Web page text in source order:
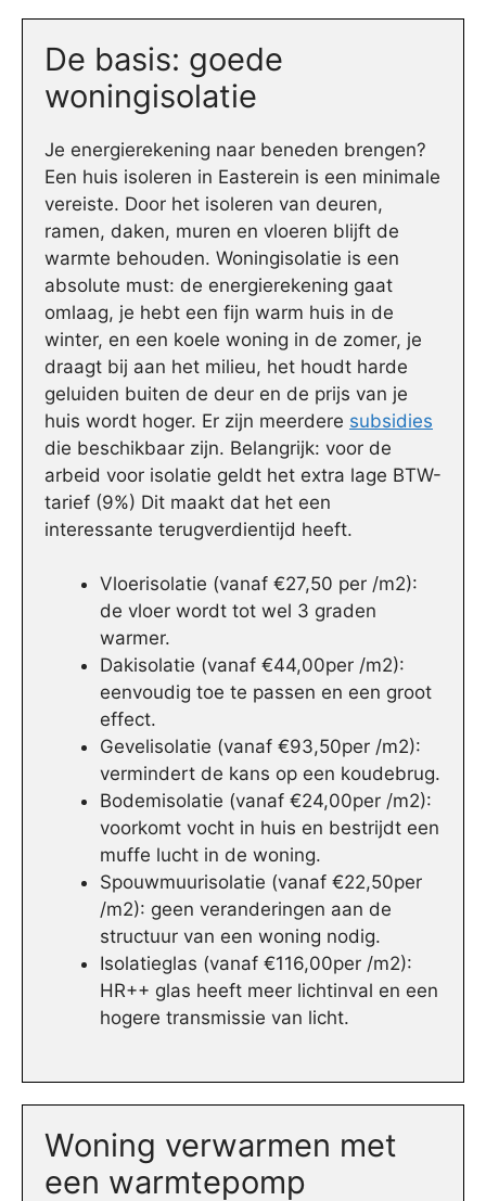
De basis: goede
woningisolatie
Je energierekening naar beneden brengen?
Een huis isoleren in Easterein is een minimale
vereiste. Door het isoleren van deuren,
ramen, daken, muren en vloeren blijft de
warmte behouden. Woningisolatie is een
absolute must: de energierekening gaat
omlaag, je hebt een fijn warm huis in de
winter, en een koele woning in de zomer, je
draagt bij aan het milieu, het houdt harde
geluiden buiten de deur en de prijs van je
huis wordt hoger. Er zijn meerdere subsidies
die beschikbaar zijn. Belangrijk: voor de
arbeid voor isolatie geldt het extra lage BTW-
tarief (9%) Dit maakt dat het een
interessante terugverdientijd heeft.
Vloerisolatie (vanaf €27,50 per /m2):
de vloer wordt tot wel 3 graden
warmer.
Dakisolatie (vanaf €44,00per /m2):
eenvoudig toe te passen en een groot
effect.
Gevelisolatie (vanaf €93,50per /m2):
vermindert de kans op een koudebrug.
Bodemisolatie (vanaf €24,00per /m2):
voorkomt vocht in huis en bestrijdt een
muffe lucht in de woning.
Spouwmuurisolatie (vanaf €22,50per
/m2): geen veranderingen aan de
structuur van een woning nodig.
Isolatieglas (vanaf €116,00per /m2):
HR++ glas heeft meer lichtinval en een
hogere transmissie van licht.
Woning verwarmen met
een warmtepomp